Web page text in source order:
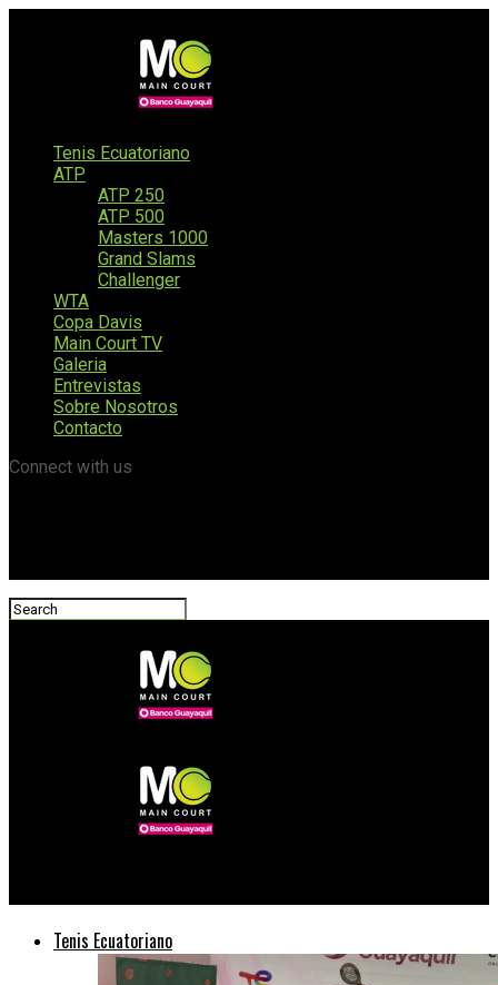
Tenis Ecuatoriano
ATP
ATP 250
ATP 500
Masters 1000
Grand Slams
Challenger
WTA
Copa Davis
Main Court TV
Galeria
Entrevistas
Sobre Nosotros
Contacto
Connect with us
Tenis Ecuatoriano